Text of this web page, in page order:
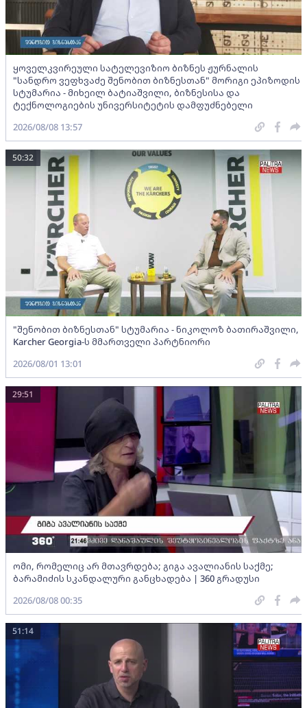
ყოველკვირეული სატელევიზიო ბიზნეს ჟურნალის
"სანდრო ვეფხვაძე შენობით ბიზნესთან" მორიგი ეპიზოდის
სტუმარია - მიხეილ ბატიაშვილი, ბიზნესისა და
ტექნოლოგიების უნივერსიტეტის დამფუძნებელი
2026/08/08 13:57
"შენობით ბიზნესთან" სტუმარია - ნიკოლოზ ბათირაშვილი,
Karcher Georgia-ს მმართველი პარტნიორი
50:32
2026/08/01 13:01
ომი, რომელიც არ მთავრდება; გიგა ავალიანის საქმე;
ბარამიძის სკანდალური განცხადება | 360 გრადუსი
29:51
2026/08/08 00:35
51:14